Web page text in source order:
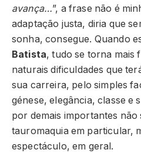
avança…”, a frase não é
adaptação justa, diria que
sonha, consegue. Quando
Batista, tudo se torna mais
naturais dificuldades que
sua carreira, pelo simples
génese, elegância, classe e
por demais importantes não
tauromaquia em particular,
espectáculo, em geral.